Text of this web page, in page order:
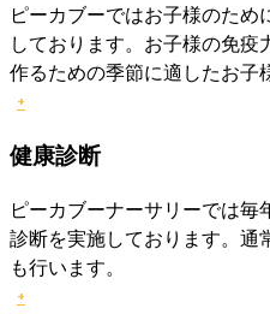
ピーカブーではお子様のた
しております。お子様の免
作るための季節に適したお子
+
健康診断
ピーカブーナーサリーでは
診断を実施しております。通
も行います。
+